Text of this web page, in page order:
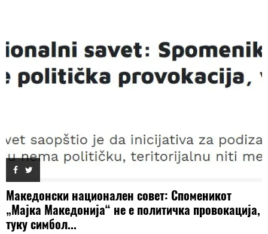
Македонски национален совет: Споменикот
„Мајка Македонија“ не е политичка провокација,
туку симбол...